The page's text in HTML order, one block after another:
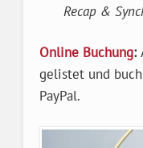
Recap &
Online Buchung:
gelistet und
PayPal.